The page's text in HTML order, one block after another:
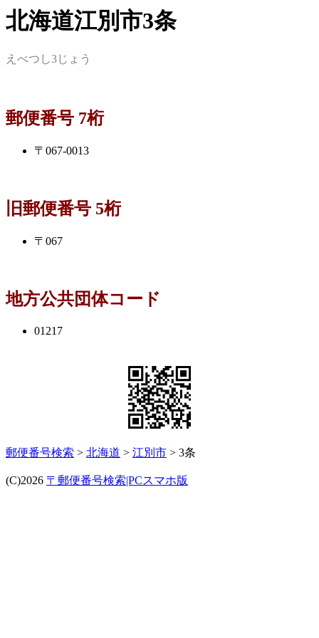
北海道江別市3条
えべつし3じょう
郵便番号 7桁
〒067-0013
旧郵便番号 5桁
〒067
地方公共団体コード
01217
郵便番号検索 > 北海道 > 江別市 > 3条
(C)2026 〒郵便番号検索|PCスマホ版